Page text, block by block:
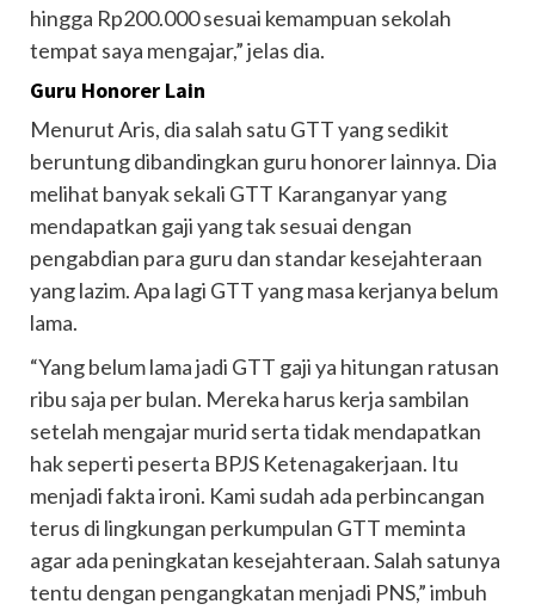
hingga Rp200.000 sesuai kemampuan sekolah
tempat saya mengajar,” jelas dia.
Guru Honorer Lain
Menurut Aris, dia salah satu GTT yang sedikit
beruntung dibandingkan guru honorer lainnya. Dia
melihat banyak sekali GTT Karanganyar yang
mendapatkan gaji yang tak sesuai dengan
pengabdian para guru dan standar kesejahteraan
yang lazim. Apa lagi GTT yang masa kerjanya belum
lama.
“Yang belum lama jadi GTT gaji ya hitungan ratusan
ribu saja per bulan. Mereka harus kerja sambilan
setelah mengajar murid serta tidak mendapatkan
hak seperti peserta BPJS Ketenagakerjaan. Itu
menjadi fakta ironi. Kami sudah ada perbincangan
terus di lingkungan perkumpulan GTT meminta
agar ada peningkatan kesejahteraan. Salah satunya
tentu dengan pengangkatan menjadi PNS,” imbuh